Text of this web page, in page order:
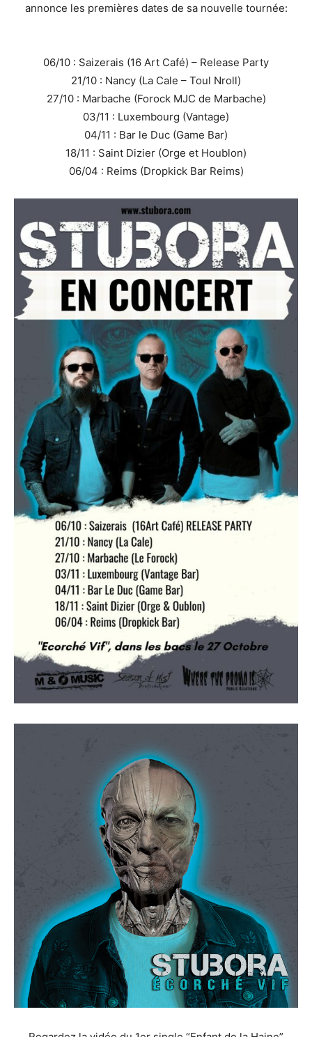
annonce les premières dates de sa nouvelle tournée:
06/10 : Saizerais (16 Art Café) – Release Party
21/10 : Nancy (La Cale – Toul Nroll)
27/10 : Marbache (Forock MJC de Marbache)
03/11 : Luxembourg (Vantage)
04/11 : Bar le Duc (Game Bar)
18/11 : Saint Dizier (Orge et Houblon)
06/04 : Reims (Dropkick Bar Reims)